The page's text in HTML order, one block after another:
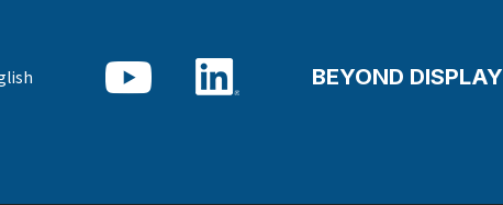
BEYOND DISPLAY